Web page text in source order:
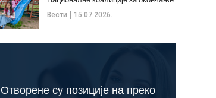
Вести 15.07.2026.
дечијих бракова
Отворене су позиције на преко